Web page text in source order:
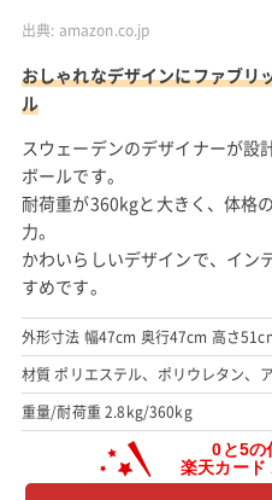
出典: amazon.co.jp
おしゃれなデザインにファブリ
ル
スウェーデンのデザイナーが設
ボールです。
耐荷重が360kgと大きく、体格
力。
かわいらしいデザインで、イン
すめです。
外形寸法 幅47cm 奥行47cm 高さ
材質 ポリエステル、ポリウレタン、
重量/耐荷重 2.8kg/360kg